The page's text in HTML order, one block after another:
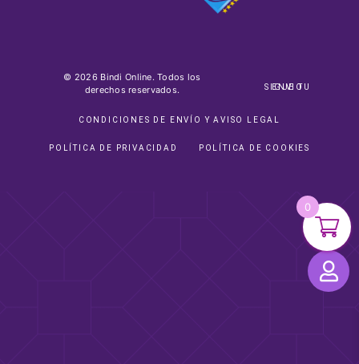
© 2026 Bindi Online. Todos los
derechos reservados.
SIGUE TU ENVIO
CONDICIONES DE ENVÍO Y AVISO LEGAL
POLÍTICA DE PRIVACIDAD POLÍTICA DE COOKIES
0